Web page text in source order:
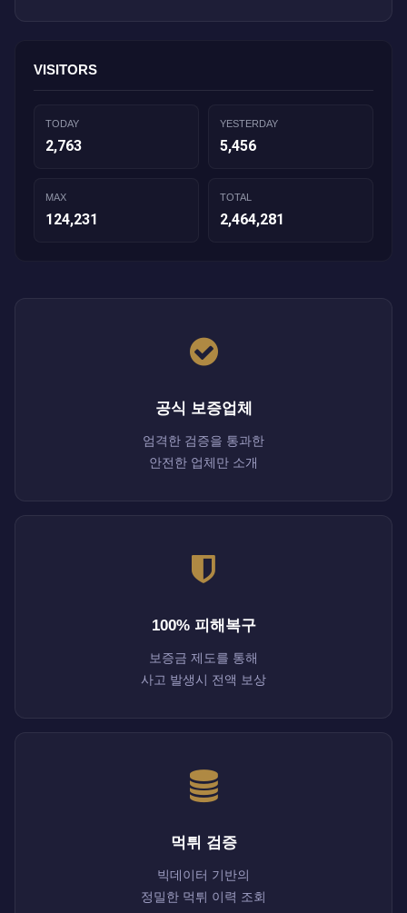
VISITORS
TODAY
2,763
YESTERDAY
5,456
MAX
124,231
TOTAL
2,464,281
공식 보증업체
엄격한 검증을 통과한
안전한 업체만 소개
100% 피해복구
보증금 제도를 통해
사고 발생시 전액 보상
먹튀 검증
빅데이터 기반의
정밀한 먹튀 이력 조회